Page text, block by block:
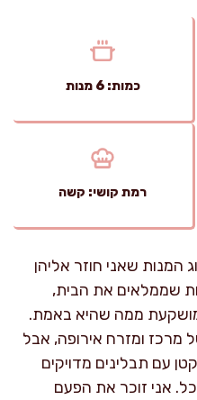
כמות: 6 מנות
רמת קושי: קשה
המנות שאני חוזר אליהן
שממלאים את הבית,
ממה שהיא באמת.
מרכז ומזרח אירופה, אבל
עם תבלינים מדויקים
אני זוכר את הפעם